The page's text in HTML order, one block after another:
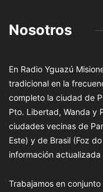
Nosotros
En Radio Yguazú
tradicional en la
completo la ciudad de
Pto. Libertad, Wanda y
ciudades vecinas de
Este) y de Brasil (Foz
información
Trabajamos en